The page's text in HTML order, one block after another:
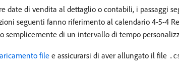
di vendita al dettaglio o contabili, i passaggi
seguenti fanno riferimento al calendario 4-5-4
di un intervallo di tempo
file e assicurarsi di aver allungato il file